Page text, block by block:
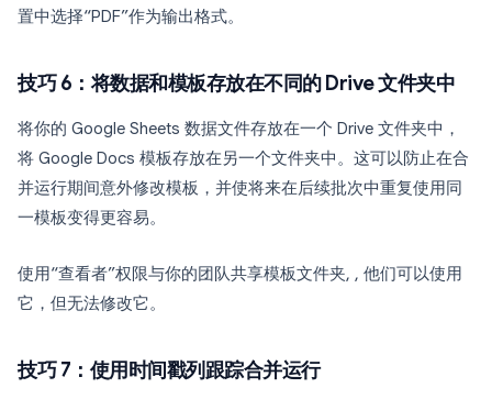
置中选择“PDF”作为输出格式。
技巧 6：将数据和模板存放在不同的 Drive 文件夹中
将你的 Google Sheets 数据文件存放在一个 Drive 文件夹中，
将 Google Docs 模板存放在另一个文件夹中。这可以防止在合
并运行期间意外修改模板，并使将来在后续批次中重复使用同
一模板变得更容易。
使用“查看者”权限与你的团队共享模板文件夹, , 他们可以使用
它，但无法修改它。
技巧 7：使用时间戳列跟踪合并运行